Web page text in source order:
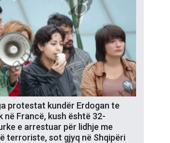
protestat kundër Erdogan te
në Francë, kush është 32-
e arrestuar për lidhje me
terroriste, sot gjyq në Shqipëri